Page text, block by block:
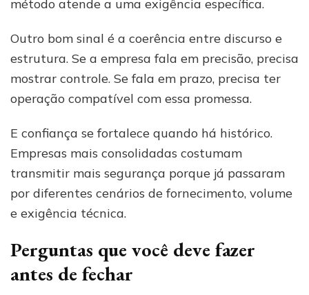
método atende a uma exigência específica.
Outro bom sinal é a coerência entre discurso e
estrutura. Se a empresa fala em precisão, precisa
mostrar controle. Se fala em prazo, precisa ter
operação compatível com essa promessa.
E confiança se fortalece quando há histórico.
Empresas mais consolidadas costumam
transmitir mais segurança porque já passaram
por diferentes cenários de fornecimento, volume
e exigência técnica.
Perguntas que você deve fazer
antes de fechar